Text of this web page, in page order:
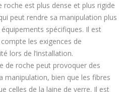
roche est plus dense et plus rigide
peut rendre sa manipulation plus
spécifiques. Il est
les exigences de
lors de l’installation.
de roche peut provoquer des
manipulation, bien que les fibres
celles de la laine de verre. Il est